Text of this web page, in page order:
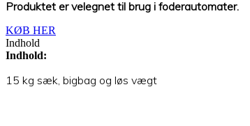
Produktet er velegnet til brug i foderautomater.
KØB HER
Indhold
Indhold:
15 kg sæk, bigbag og løs vægt